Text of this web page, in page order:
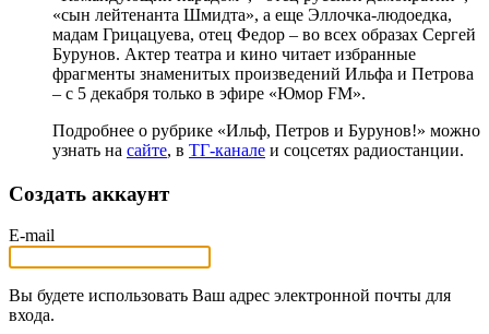
«сын лейтенанта Шмидта», а еще Эллочка-людоедка,
мадам Грицацуева, отец Федор – во всех образах Сергей
Бурунов. Актер театра и кино читает избранные
фрагменты знаменитых произведений Ильфа и Петрова
– с 5 декабря только в эфире «Юмор FM».
Подробнее о рубрике «Ильф, Петров и Бурунов!» можно
узнать на сайте, в ТГ-канале и соцсетях радиостанции.
Создать аккаунт
E-mail
Вы будете использовать Ваш адрес электронной почты для
входа.